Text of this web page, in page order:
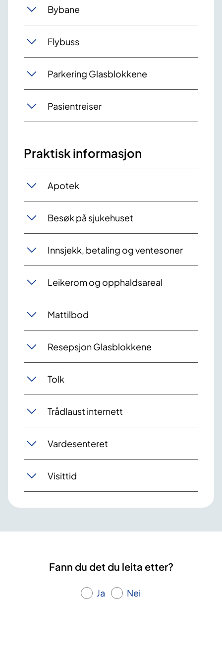
Bybane
Flybuss
Parkering Glasblokkene
Pasientreiser
Praktisk informasjon
Apotek
Besøk på sjukehuset
Innsjekk, betaling og ventesoner
Leikerom og opphaldsareal
Mattilbod
Resepsjon Glasblokkene
Tolk
Trådlaust internett
Vardesenteret
Visittid
Fann du det du leita etter?
Ja Nei